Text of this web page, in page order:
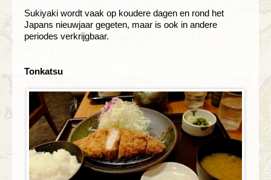
Sukiyaki wordt vaak op koudere dagen en rond het
Japans nieuwjaar gegeten, maar is ook in andere
periodes verkrijgbaar.
Tonkatsu